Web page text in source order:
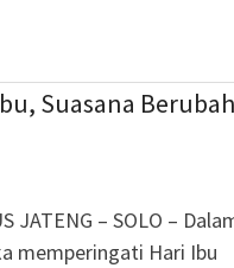
Suasana Berubah
JATENG – SOLO –
memperingati Hari Ibu